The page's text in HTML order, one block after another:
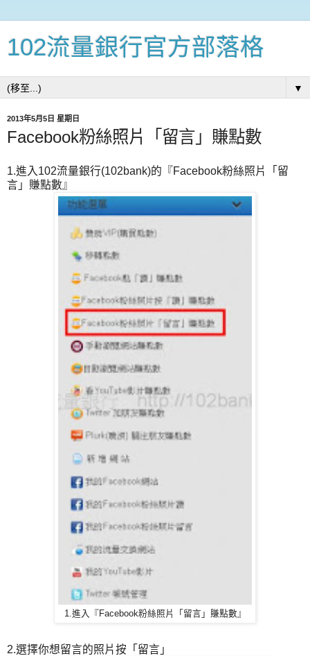
102流量銀行官方部落格
▼
2013年5月5日 星期日
Facebook粉絲照片「留言」賺點數
1.進入102流量銀行(102bank)的『Facebook粉絲照片「留
言」賺點數』
1.進入『Facebook粉絲照片「留言」賺點數』
2.選擇你想留言的照片按「留言」